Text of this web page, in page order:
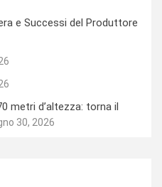
e Successi del Produttore
metri d’altezza: torna il
30, 2026